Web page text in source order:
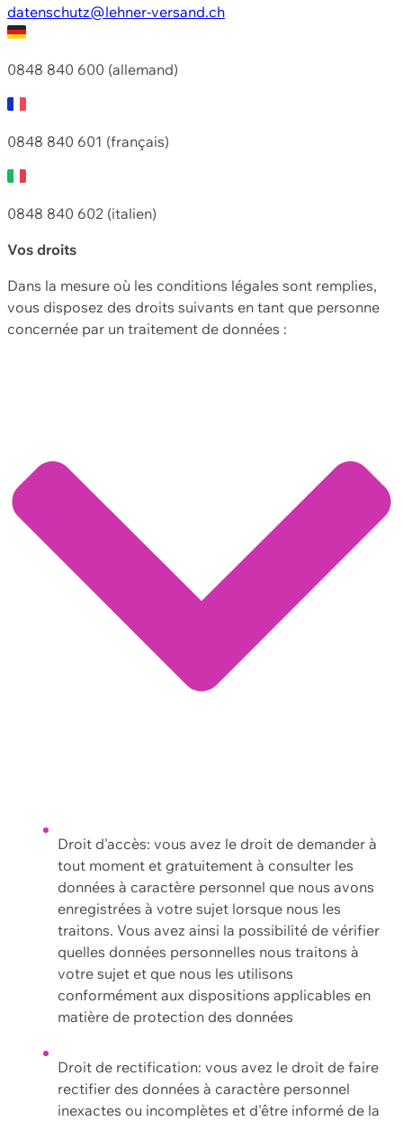
datenschutz@lehner-versand.ch
0848 840 600 (allemand)
0848 840 601 (français)
0848 840 602 (italien)
Vos droits
Dans la mesure où les conditions légales sont remplies,
vous disposez des droits suivants en tant que personne
concernée par un traitement de données :
Droit d'accès: vous avez le droit de demander à
tout moment et gratuitement à consulter les
données à caractère personnel que nous avons
enregistrées à votre sujet lorsque nous les
traitons. Vous avez ainsi la possibilité de vérifier
quelles données personnelles nous traitons à
votre sujet et que nous les utilisons
conformément aux dispositions applicables en
matière de protection des données
Droit de rectification: vous avez le droit de faire
rectifier des données à caractère personnel
inexactes ou incomplètes et d'être informé de la